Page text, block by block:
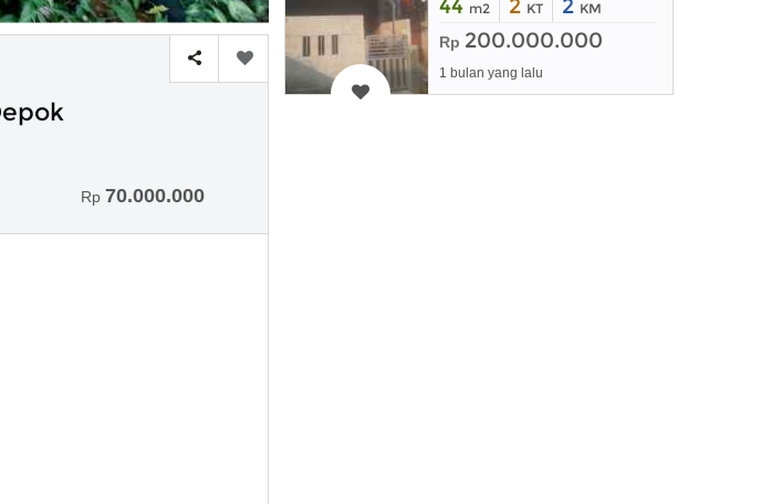
Rp 70.000.000
44 m2 2 KT 2 KM
Rp 200.000.000
1 bulan yang lalu